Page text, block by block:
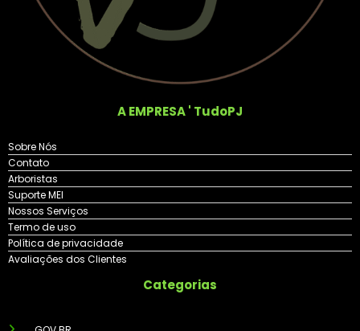
A EMPRESA ' TudoPJ
Sobre Nós
Contato
Arboristas
Suporte MEI
Nossos Serviços
Termo de uso
Política de privacidade
Avaliações dos Clientes
Categorias